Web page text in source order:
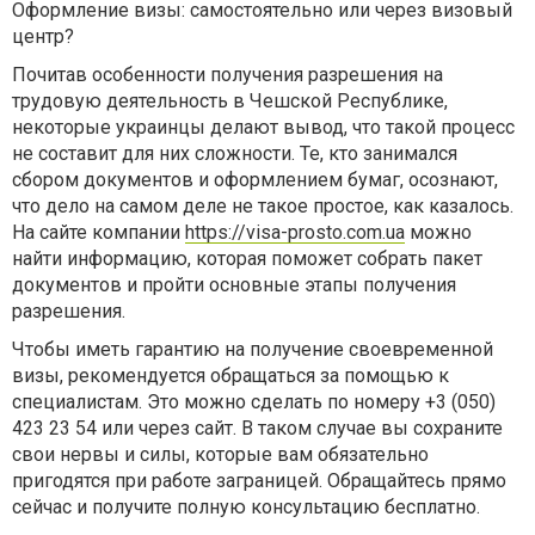
Оформление визы: самостоятельно или через визовый
центр?
Почитав особенности получения разрешения на
трудовую деятельность в Чешской Республике,
некоторые украинцы делают вывод, что такой процесс
не составит для них сложности. Те, кто занимался
сбором документов и оформлением бумаг, осознают,
что дело на самом деле не такое простое, как казалось.
На сайте компании https://visa-prosto.com.ua можно
найти информацию, которая поможет собрать пакет
документов и пройти основные этапы получения
разрешения.
Чтобы иметь гарантию на получение своевременной
визы, рекомендуется обращаться за помощью к
специалистам. Это можно сделать по номеру +3 (050)
423 23 54 или через сайт. В таком случае вы сохраните
свои нервы и силы, которые вам обязательно
пригодятся при работе заграницей. Обращайтесь прямо
сейчас и получите полную консультацию бесплатно.